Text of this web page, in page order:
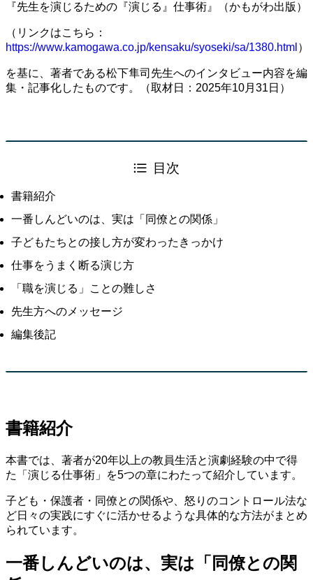
『先生を演じるための『演じる』仕事術』（かもがわ出版）
（リンクはこちら：
https://www.kamogawa.co.jp/kensaku/syoseki/sa/1380.html ）
を基に、著者である松下隼司先生へのインタビュー内容を編
集・記事化したものです。（取材日：2025年10月31日）
目次
書籍紹介
一番しんどいのは、実は「同僚との関係」
子どもたちとの接し方が変わったきっかけ
仕事をうまく断る演じ方
「職を演じる」ことの難しさ
先生方へのメッセージ
編集後記
書籍紹介
本書では、著者が20年以上の教員生活と演劇経験の中で得
た「演じる仕事術」を5つの章にわたって紹介しています。
子ども・保護者・同僚との関係や、怒りのコントロール法な
ど日々の実践にすぐに活かせるような具体的な方法がまとめ
られています。
一番しんどいのは、実は「同僚との関